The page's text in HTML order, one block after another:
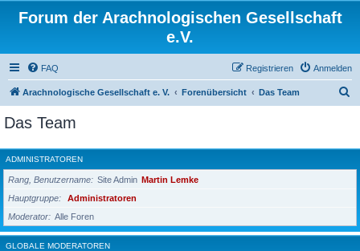
Forum der Arachnologischen Gesellschaft
e.V.
FAQ Anmelden
Registrieren
Arachnologische Gesellschaft e. V. Forenübersicht Das Team
h
e
Das Team
ADMINISTRATOREN
Rang, Benutzername Site Admin Martin Lemke
Hauptgruppe
Administratoren
Moderator
Alle Foren
GLOBALE MODERATOREN